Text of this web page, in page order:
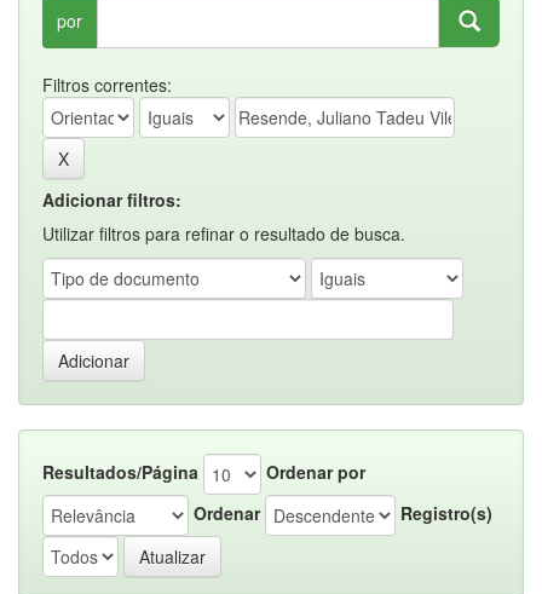
por
Filtros correntes:
Adicionar filtros:
Utilizar filtros para refinar o resultado de busca.
Resultados/Página
Ordenar por
Ordenar
Registro(s)